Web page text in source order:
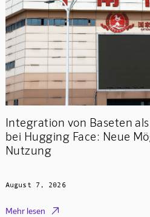
Integration von Baseten
bei Hugging Face: Neue
Nutzung
August 7, 2026
Mehr lesen 